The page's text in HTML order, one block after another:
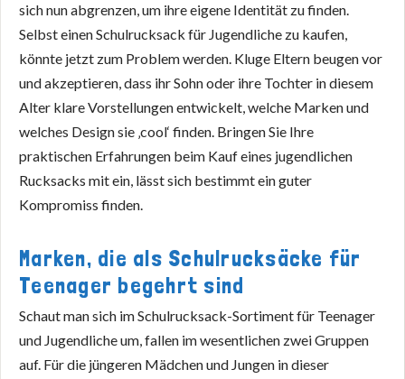
sich nun abgrenzen, um ihre eigene Identität zu finden.
Selbst einen Schulrucksack für Jugendliche zu kaufen,
könnte jetzt zum Problem werden. Kluge Eltern beugen vor
und akzeptieren, dass ihr Sohn oder ihre Tochter in diesem
Alter klare Vorstellungen entwickelt, welche Marken und
welches Design sie ‚cool‘ finden. Bringen Sie Ihre
praktischen Erfahrungen beim Kauf eines jugendlichen
Rucksacks mit ein, lässt sich bestimmt ein guter
Kompromiss finden.
Marken, die als Schulrucksäcke für
Teenager begehrt sind
Schaut man sich im Schulrucksack-Sortiment für Teenager
und Jugendliche um, fallen im wesentlichen zwei Gruppen
auf. Für die jüngeren Mädchen und Jungen in dieser